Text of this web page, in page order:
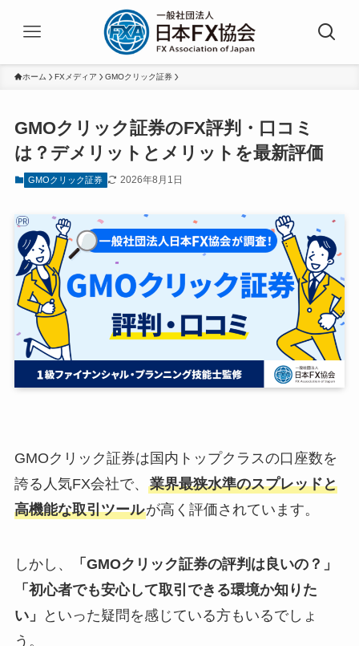
ホーム FXメディア GMOクリック証券
GMOクリック証券のFX評判・口コミ
は？デメリットとメリットを最新評価
GMOクリック証券 2026年8月1日
GMOクリック証券は国内トップクラスの口座数を
誇る人気FX会社で、 業界最狭水準のスプレッドと
高機能な取引ツールが高く評価されています。
しかし、
「GMOクリック証券の評判は良いの？」
「初心者でも安心して取引できる環境か知りた
い」
といった疑問を感じている方もいるでしょ
う。